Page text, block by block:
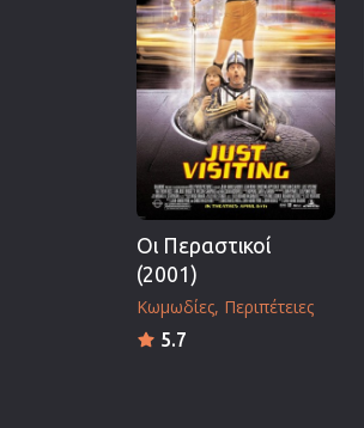
Οι Περαστικοί
(2001)
Κωμωδίες Περιπέτειες
5.7